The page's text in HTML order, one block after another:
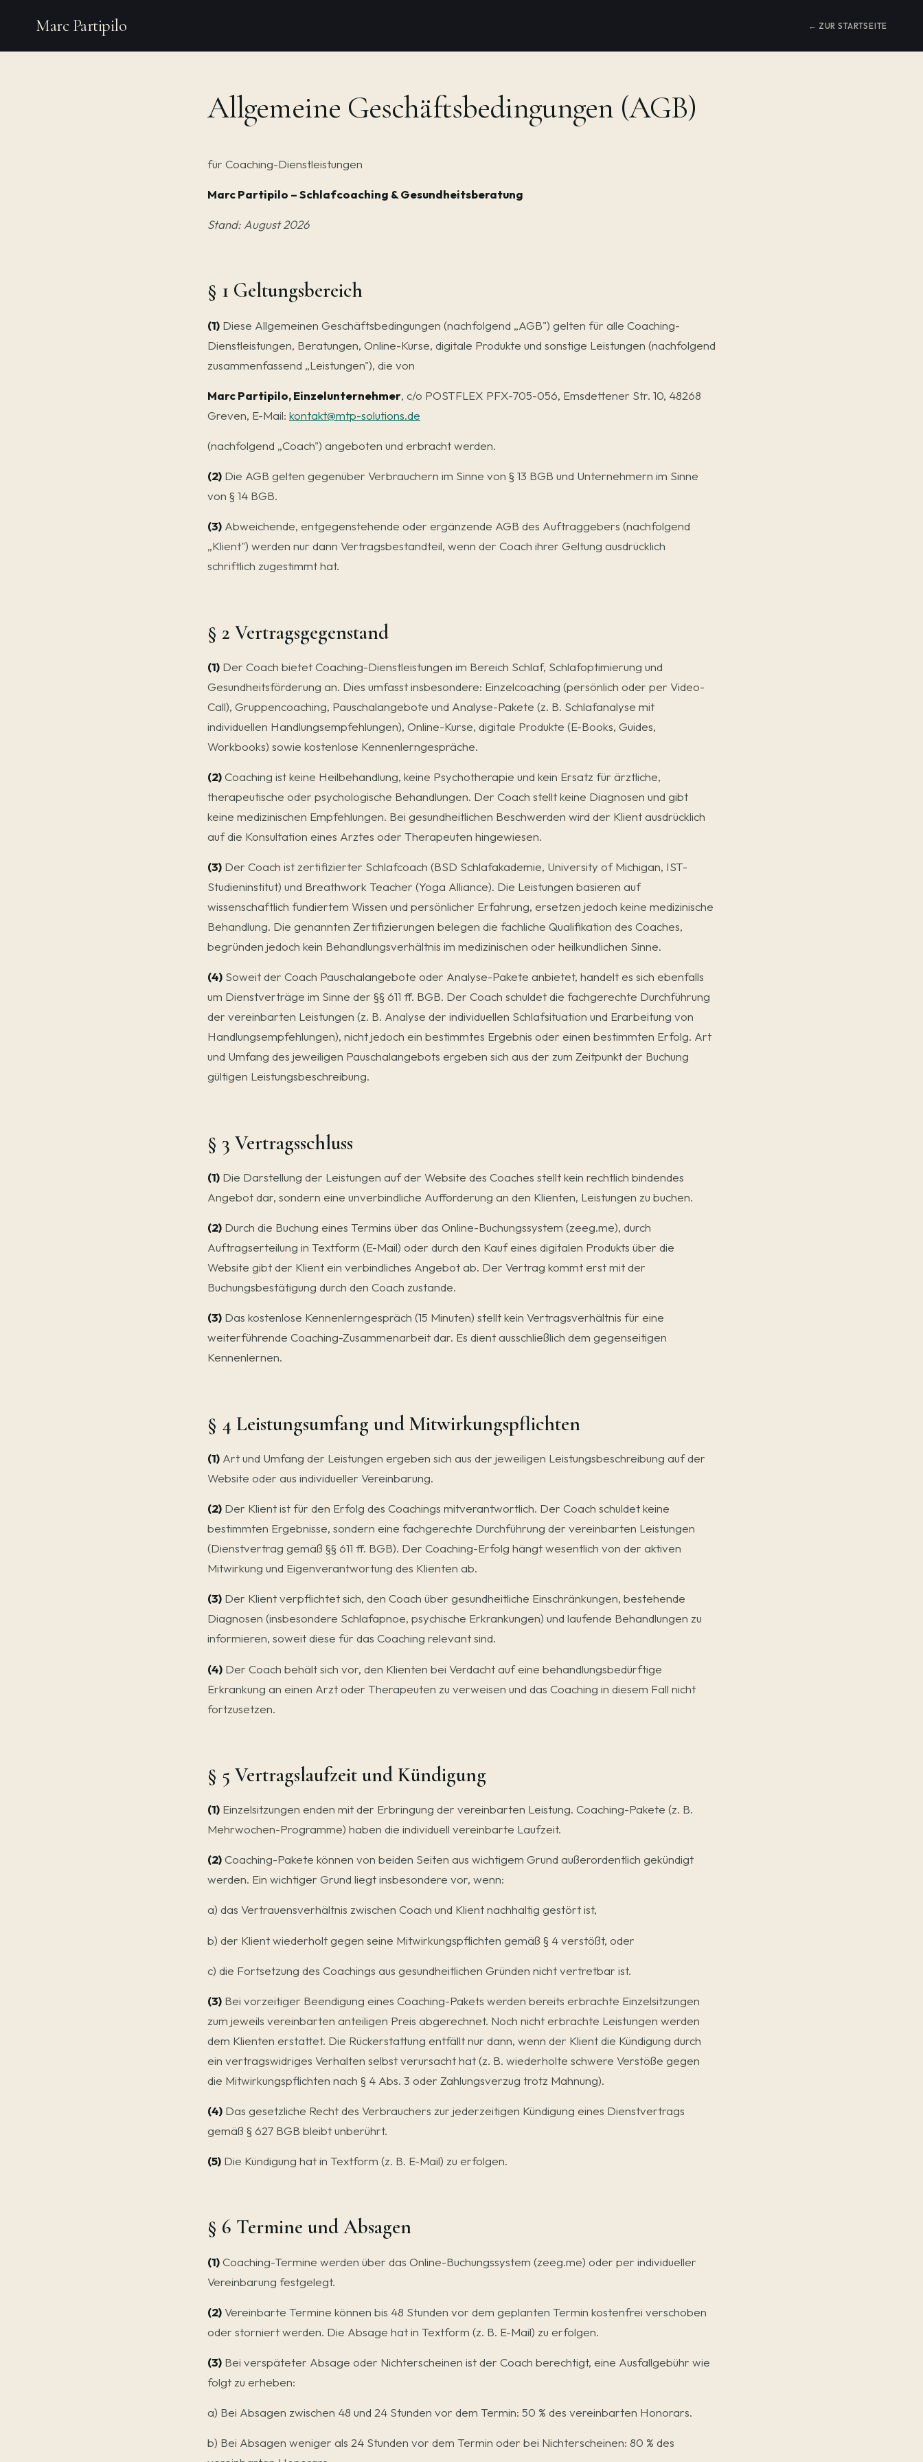
Marc Partipilo ← ZUR STARTSEITE
Allgemeine Geschäftsbedingungen (AGB)
für Coaching-Dienstleistungen
Marc Partipilo – Schlafcoaching & Gesundheitsberatung
Stand: August 2026
§ 1 Geltungsbereich
(1) Diese Allgemeinen Geschäftsbedingungen (nachfolgend „AGB") gelten für alle Coaching-
Dienstleistungen, Beratungen, Online-Kurse, digitale Produkte und sonstige Leistungen (nachfolgend
zusammenfassend „Leistungen"), die von
Marc Partipilo, Einzelunternehmer, c/o POSTFLEX PFX-705-056, Emsdettener Str. 10, 48268
Greven, E-Mail: kontakt@mtp-solutions.de
(nachfolgend „Coach") angeboten und erbracht werden.
(2) Die AGB gelten gegenüber Verbrauchern im Sinne von § 13 BGB und Unternehmern im Sinne
von § 14 BGB.
(3) Abweichende, entgegenstehende oder ergänzende AGB des Auftraggebers (nachfolgend
„Klient") werden nur dann Vertragsbestandteil, wenn der Coach ihrer Geltung ausdrücklich
schriftlich zugestimmt hat.
§ 2 Vertragsgegenstand
(1) Der Coach bietet Coaching-Dienstleistungen im Bereich Schlaf, Schlafoptimierung und
Gesundheitsförderung an. Dies umfasst insbesondere: Einzelcoaching (persönlich oder per Video-
Call), Gruppencoaching, Pauschalangebote und Analyse-Pakete (z. B. Schlafanalyse mit
individuellen Handlungsempfehlungen), Online-Kurse, digitale Produkte (E-Books, Guides,
Workbooks) sowie kostenlose Kennenlerngespräche.
(2)Coaching ist keine Heilbehandlung, keine Psychotherapie und kein Ersatz für ärztliche,
therapeutische oder psychologische Behandlungen. Der Coach stellt keine Diagnosen und gibt
keine medizinischen Empfehlungen. Bei gesundheitlichen Beschwerden wird der Klient ausdrücklich
auf die Konsultation eines Arztes oder Therapeuten hingewiesen.
(3) Der Coach ist zertifizierter Schlafcoach (BSD Schlafakademie, University of Michigan, IST-
Studieninstitut) und Breathwork Teacher (Yoga Alliance). Die Leistungen basieren auf
wissenschaftlich fundiertem Wissen und persönlicher Erfahrung, ersetzen jedoch keine medizinische
Behandlung. Die genannten Zertifizierungen belegen die fachliche Qualifikation des Coaches,
begründen jedoch kein Behandlungsverhältnis im medizinischen oder heilkundlichen Sinne.
(4) Soweit der Coach Pauschalangebote oder Analyse-Pakete anbietet, handelt es sich ebenfalls
um Dienstverträge im Sinne der §§ 611 ff. BGB. Der Coach schuldet die fachgerechte Durchführung
der vereinbarten Leistungen (z. B. Analyse der individuellen Schlafsituation und Erarbeitung von
Handlungsempfehlungen), nicht jedoch ein bestimmtes Ergebnis oder einen bestimmten Erfolg. Art
und Umfang des jeweiligen Pauschalangebots ergeben sich aus der zum Zeitpunkt der Buchung
gültigen Leistungsbeschreibung.
§ 3 Vertragsschluss
(1) Die Darstellung der Leistungen auf der Website des Coaches stellt kein rechtlich bindendes
Angebot dar, sondern eine unverbindliche Aufforderung an den Klienten, Leistungen zu buchen.
(2) Durch die Buchung eines Termins über das Online-Buchungssystem (zeeg.me), durch
Auftragserteilung in Textform (E-Mail) oder durch den Kauf eines digitalen Produkts über die
Website gibt der Klient ein verbindliches Angebot ab. Der Vertrag kommt erst mit der
Buchungsbestätigung durch den Coach zustande.
(3) Das kostenlose Kennenlerngespräch (15 Minuten) stellt kein Vertragsverhältnis für eine
weiterführende Coaching-Zusammenarbeit dar. Es dient ausschließlich dem gegenseitigen
Kennenlernen.
§ 4 Leistungsumfang und Mitwirkungspflichten
(1) Art und Umfang der Leistungen ergeben sich aus der jeweiligen Leistungsbeschreibung auf der
Website oder aus individueller Vereinbarung.
(2) Der Klient ist für den Erfolg des Coachings mitverantwortlich. Der Coach schuldet keine
bestimmten Ergebnisse, sondern eine fachgerechte Durchführung der vereinbarten Leistungen
(Dienstvertrag gemäß §§ 611 ff. BGB). Der Coaching-Erfolg hängt wesentlich von der aktiven
Mitwirkung und Eigenverantwortung des Klienten ab.
(3) Der Klient verpflichtet sich, den Coach über gesundheitliche Einschränkungen, bestehende
Diagnosen (insbesondere Schlafapnoe, psychische Erkrankungen) und laufende Behandlungen zu
informieren, soweit diese für das Coaching relevant sind.
(4) Der Coach behält sich vor, den Klienten bei Verdacht auf eine behandlungsbedürftige
Erkrankung an einen Arzt oder Therapeuten zu verweisen und das Coaching in diesem Fall nicht
fortzusetzen.
§ 5 Vertragslaufzeit und Kündigung
(1) Einzelsitzungen enden mit der Erbringung der vereinbarten Leistung. Coaching-Pakete (z. B.
Mehrwochen-Programme) haben die individuell vereinbarte Laufzeit.
(2)Coaching-Pakete können von beiden Seiten aus wichtigem Grund außerordentlich gekündigt
werden. Ein wichtiger Grund liegt insbesondere vor, wenn:
a) das Vertrauensverhältnis zwischen Coach und Klient nachhaltig gestört ist,
b) der Klient wiederholt gegen seine Mitwirkungspflichten gemäß § 4 verstößt, oder
c) die Fortsetzung des Coachings aus gesundheitlichen Gründen nicht vertretbar ist.
(3) Bei vorzeitiger Beendigung eines Coaching-Pakets werden bereits erbrachte Einzelsitzungen
zum jeweils vereinbarten anteiligen Preis abgerechnet. Noch nicht erbrachte Leistungen werden
dem Klienten erstattet. Die Rückerstattung entfällt nur dann, wenn der Klient die Kündigung durch
ein vertragswidriges Verhalten selbst verursacht hat (z. B. wiederholte schwere Verstöße gegen
die Mitwirkungspflichten nach § 4 Abs. 3 oder Zahlungsverzug trotz Mahnung).
(4) Das gesetzliche Recht des Verbrauchers zur jederzeitigen Kündigung eines Dienstvertrags
gemäß § 627 BGB bleibt unberührt.
(5) Die Kündigung hat in Textform (z. B. E-Mail) zu erfolgen.
§ 6 Termine und Absagen
(1)Coaching-Termine werden über das Online-Buchungssystem (zeeg.me) oder per individueller
Vereinbarung festgelegt.
(2)Vereinbarte Termine können bis 48 Stunden vor dem geplanten Termin kostenfrei verschoben
oder storniert werden. Die Absage hat in Textform (z. B. E-Mail) zu erfolgen.
(3) Bei verspäteter Absage oder Nichterscheinen ist der Coach berechtigt, eine Ausfallgebühr wie
folgt zu erheben:
a) Bei Absagen zwischen 48 und 24 Stunden vor dem Termin: 50 % des vereinbarten Honorars.
b) Bei Absagen weniger als 24 Stunden vor dem Termin oder bei Nichterscheinen: 80 % des